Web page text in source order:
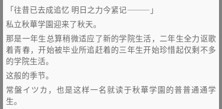
「往昔已去成追忆 明日之力今紧记―――」
私立秋華学園迎来了秋天。
那是一年生总算稍微适应了新的学院生活，二年生全力讴歌
着青春，开始被毕业所追赶着的三年生开始珍惜起仅剩不多
的学院生活。
这般的季节。
常盤イツカ，也是这样一名就读于秋華学園的普普通通学
生。